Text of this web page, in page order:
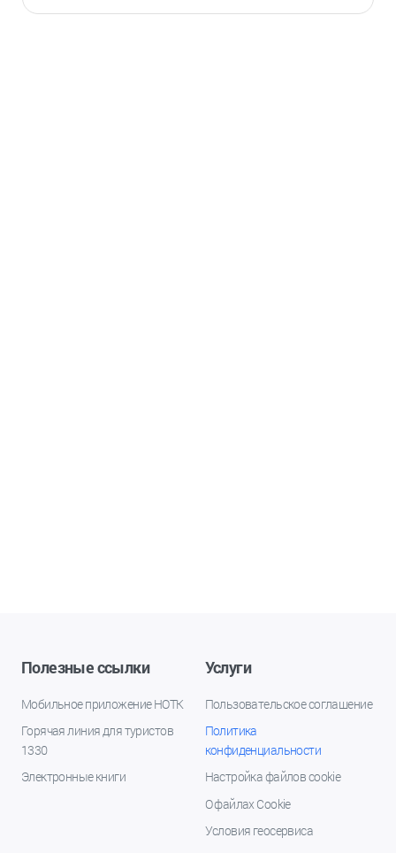
Полезные ссылки
Мобильное приложение НОТК
Горячая линия для туристов
1330
Электронные книги
Услуги
Пользовательское соглашение
Политика
конфиденциальности
Настройка файлов cookie
О файлах Cookie
Условия геосервиса